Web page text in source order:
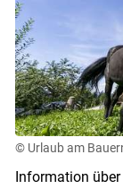
© Urlaub am
Information